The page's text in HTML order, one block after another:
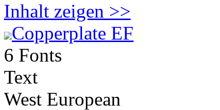
Inhalt zeigen >>
Copperplate EF
6 Fonts
Text
West European